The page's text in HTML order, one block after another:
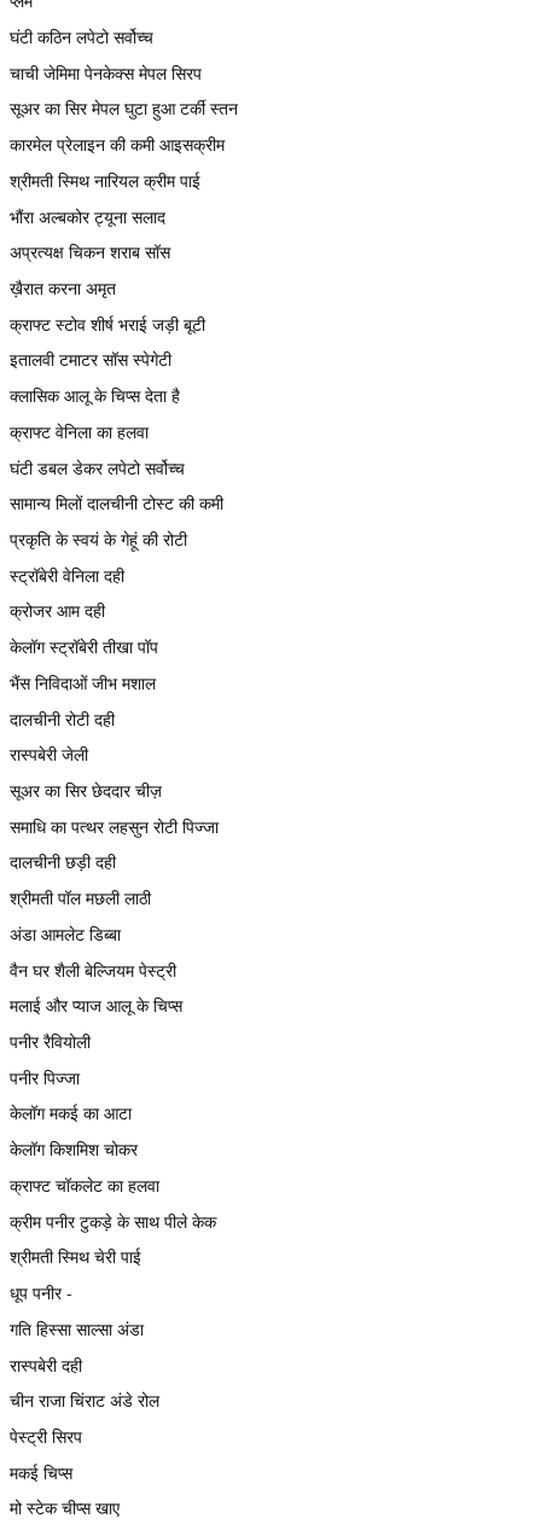
घंटी कठिन लपेटो सर्वोच्च
चाची जेमिमा पेनकेक्स मेपल सिरप
सूअर का सिर मेपल घुटा हुआ टर्की स्तन
कारमेल प्रेलाइन की कमी आइसक्रीम
श्रीमती स्मिथ नारियल क्रीम पाई
भौंरा अल्बकोर ट्यूना सलाद
अप्रत्यक्ष चिकन शराब सॉस
ख़ैरात करना अमृत
क्राफ्ट स्टोव शीर्ष भराई जड़ी बूटी
इतालवी टमाटर सॉस स्पेगेटी
क्लासिक आलू के चिप्स देता है
क्राफ्ट वेनिला का हलवा
घंटी डबल डेकर लपेटो सर्वोच्च
सामान्य मिलों दालचीनी टोस्ट की कमी
प्रकृति के स्वयं के गेहूं की रोटी
स्ट्रॉबेरी वेनिला दही
क्रोजर आम दही
केलॉग स्ट्रॉबेरी तीखा पॉप
भैंस निविदाओं जीभ मशाल
दालचीनी रोटी दही
रास्पबेरी जेली
सूअर का सिर छेददार चीज़
समाधि का पत्थर लहसुन रोटी पिज्जा
दालचीनी छड़ी दही
श्रीमती पॉल मछली लाठी
अंडा आमलेट डिब्बा
वैन घर शैली बेल्जियम पेस्ट्री
मलाई और प्याज आलू के चिप्स
पनीर रैवियोली
पनीर पिज्जा
केलॉग मकई का आटा
केलॉग किशमिश चोकर
क्राफ्ट चॉकलेट का हलवा
क्रीम पनीर टुकड़े के साथ पीले केक
श्रीमती स्मिथ चेरी पाई
धूप पनीर -
गति हिस्सा साल्सा अंडा
रास्पबेरी दही
चीन राजा चिंराट अंडे रोल
पेस्ट्री सिरप
मकई चिप्स
मो स्टेक चीप्स खाए